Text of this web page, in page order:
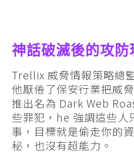
神話破滅後的攻防
Trellix 威脅情報策略總
他厭倦了保安行業把威
推出名為 Dark Web
些罪犯，he 強調這些人
事，目標就是偷走你的
秘，也沒有超能力。